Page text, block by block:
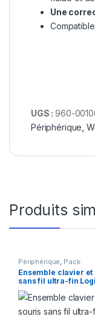
Une
UGS :960-
Périphérique ,
Produits
Périphérique Pack
Clavier/Souris Souris
Ensemble clavier et
sans fil ultra-fin
MK470 AZERTY
009190)